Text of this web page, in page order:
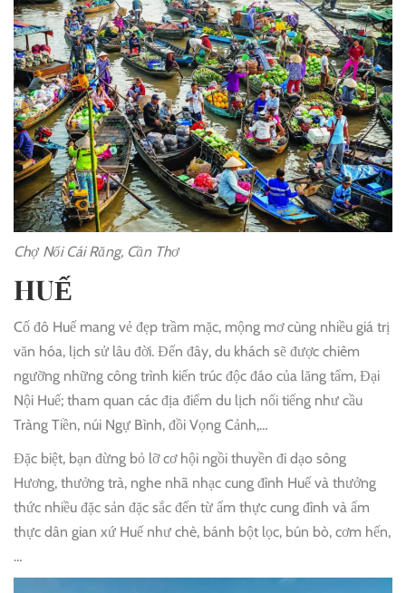
Chợ Nổi Cái Răng, Cần Thơ
HUẾ
Cố đô Huế mang vẻ đẹp trầm mặc, mộng mơ cùng nhiều giá trị
văn hóa, lịch sử lâu đời. Đến đây, du khách sẽ được chiêm
ngưỡng những công trình kiến trúc độc đáo của lăng tẩm, Đại
Nội Huế; tham quan các địa điểm du lịch nổi tiếng như cầu
Tràng Tiền, núi Ngự Bình, đồi Vọng Cảnh,…
Đặc biệt, bạn đừng bỏ lỡ cơ hội ngồi thuyền đi dạo sông
Hương, thưởng trà, nghe nhã nhạc cung đình Huế và thưởng
thức nhiều đặc sản đặc sắc đến từ ẩm thực cung đình và ẩm
thực dân gian xứ Huế như chè, bánh bột lọc, bún bò, cơm hến,
…